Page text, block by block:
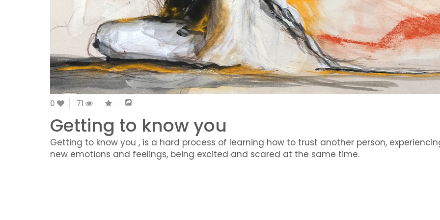
0 71
Getting to know you
Getting to know you , is a hard process of learning how to trust another person,
new emotions and feelings, being excited and scared at the same time.